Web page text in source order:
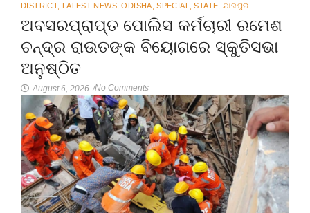
DISTRICT, LATEST NEWS ODISHA SPECIAL STATE ଯାଜପୁର
ଅବସରପ୍ରାପ୍ତ ପୋଲିସ କର୍ମଚାରୀ ରମେଶ
ଚନ୍ଦ୍ର ରାଉତଙ୍କ ବିୟୋଗରେ ସ୍କୁତିସଭା
ଅନୁଷ୍ଠିତ
August 6, 2026 /No Comments